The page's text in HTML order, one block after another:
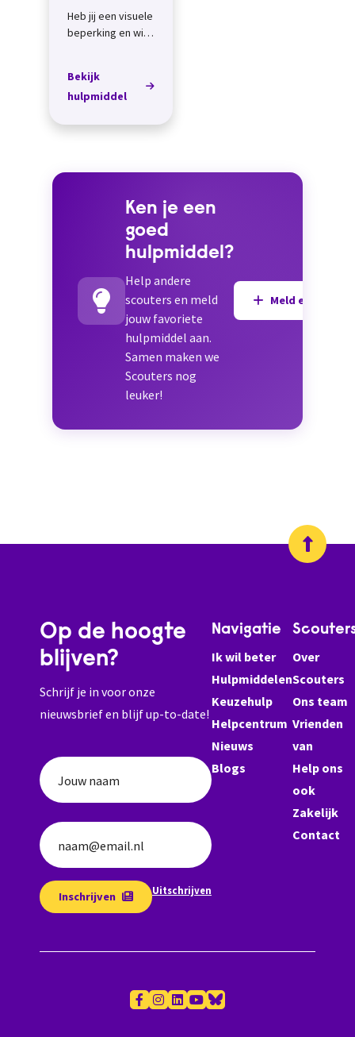
Heb jij een visuele
beperking en wil
de tijd en datum
kunnen checken,
Bekijk
hulpmiddel
Ken je een
goed
hulpmiddel?
Help andere
scouters en meld
jouw favoriete
hulpmiddel aan.
Samen maken we
Scouters nog
leuker!
Meld een
Op de hoogte
blijven?
Schrijf je in voor onze
nieuwsbrief en blijf up-to-date!
Jouw naam
naam@email.nl
Inschrijven Uitschrijven
Navigatie
Ik wil beter
Hulpmiddelen
Keuzehulp
Helpcentrum
Nieuws
Blogs
Over
Scouters
Ons team
Vrienden
van
Help ons
ook
Zakelijk
Contact